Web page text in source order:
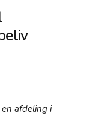
afdeling i